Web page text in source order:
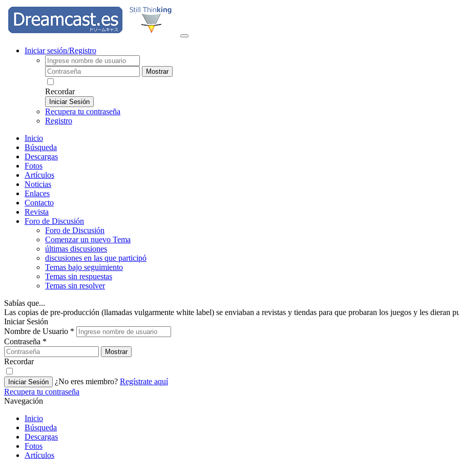
Iniciar sesión/Registro
Mostrar
Recordar
Iniciar Sesión
Recupera tu contraseña
Registro
Inicio
Búsqueda
Descargas
Fotos
Artículos
Noticias
Enlaces
Contacto
Revista
Foro de Discusión
Foro de Discusión
Comenzar un nuevo Tema
últimas discusiones
discusiones en las que participó
Temas bajo seguimiento
Temas sin respuestas
Temas sin resolver
Sabías que...
Las copias de pre-producción (llamadas vulgarmente white label) se enviaban a revistas y tiendas para que probaran los juegos y les dieran
Iniciar Sesión
Nombre de Usuario *
Contraseña *
Mostrar
Recordar
Iniciar Sesión ¿No eres miembro? Regístrate aquí
Recupera tu contraseña
Navegación
Inicio
Búsqueda
Descargas
Fotos
Artículos